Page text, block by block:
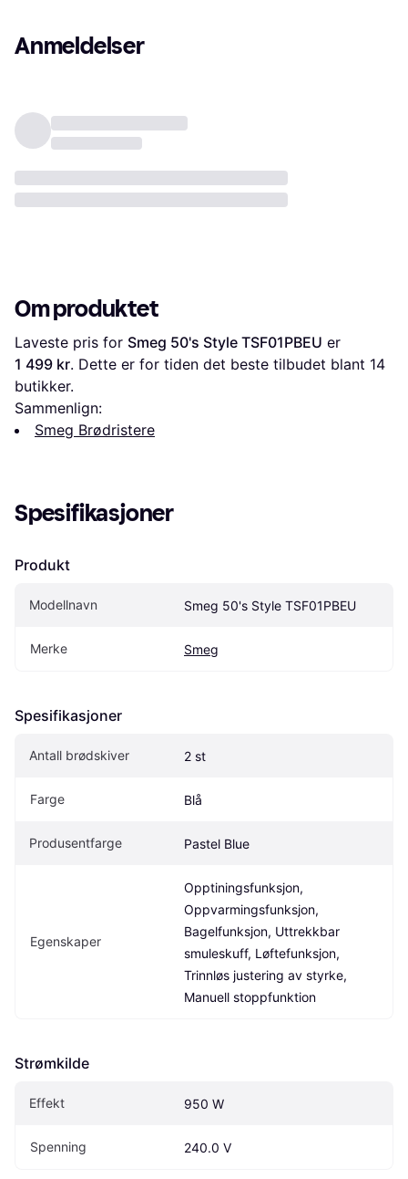
Anmeldelser
Om produktet
Laveste pris for Smeg 50's Style TSF01PBEU
1 499 kr. Dette er for tiden det beste tilbudet blant 14
butikker.
Sammenlign:
Smeg Brødristere
Spesifikasjoner
Produkt
Modellnavn Smeg 50's Style TSF01PBEU
Merke Smeg
Spesifikasjoner
Antall brødskiver 2 st
Farge Blå
Produsentfarge Pastel Blue
Egenskaper
Opptiningsfunksjon,
Oppvarmingsfunksjon,
Bagelfunksjon, Uttrekkbar
smuleskuff, Løftefunksjon,
Trinnløs justering av styrke,
Manuell stoppfunktion
Strømkilde
Effekt 950 W
Spenning 240.0 V